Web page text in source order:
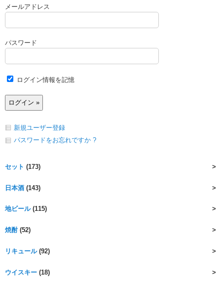
メールアドレス
パスワード
ログイン情報を記憶
新規ユーザー登録
パスワードをお忘れですか ?
セット (173)
日本酒 (143)
地ビール(115)
焼酎(52)
リキュール(92)
ウイスキー (18)